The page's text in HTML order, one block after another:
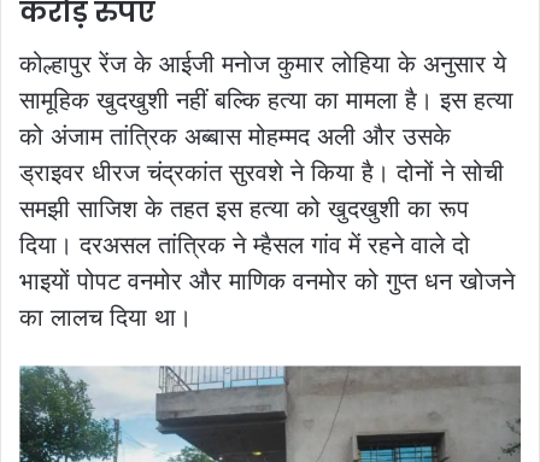
करोड़ रुपए
कोल्हापुर रेंज के आईजी मनोज कुमार लोहिया के अनुसार ये
सामूहिक खुदखुशी नहीं बल्कि हत्या का मामला है। इस हत्या
को अंजाम तांत्रिक अब्बास मोहम्मद अली और उसके
ड्राइवर धीरज चंद्रकांत सुरवशे ने किया है। दोनों ने सोची
समझी साजिश के तहत इस हत्या को खुदखुशी का रूप
दिया। दरअसल तांत्रिक ने म्हैसल गांव में रहने वाले दो
भाइयों पोपट वनमोर और माणिक वनमोर को गुप्त धन खोजने
का लालच दिया था।